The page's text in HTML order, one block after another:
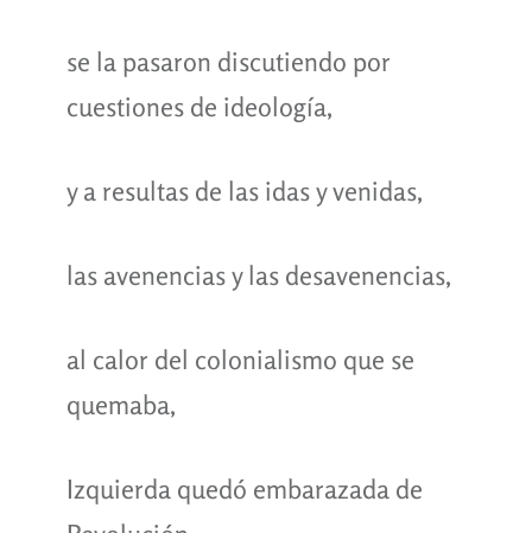
se la pasaron discutiendo por
cuestiones de ideología,
y a resultas de las idas y venidas,
las avenencias y las desavenencias,
al calor del colonialismo que se
quemaba,
Izquierda quedó embarazada de